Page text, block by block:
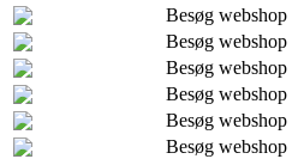
Besøg webshop
Besøg webshop
Besøg webshop
Besøg webshop
Besøg webshop
Besøg webshop